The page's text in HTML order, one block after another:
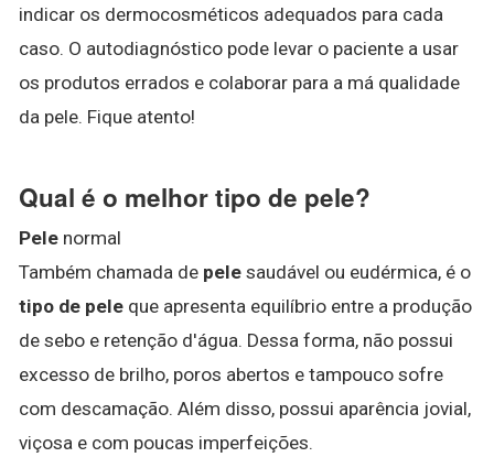
indicar os dermocosméticos adequados para cada
caso. O autodiagnóstico pode levar o paciente a usar
os produtos errados e colaborar para a má qualidade
da pele. Fique atento!
Qual é o melhor tipo de pele?
Pele normal
Também chamada de pele saudável ou eudérmica, é o
tipo de pele que apresenta equilíbrio entre a produção
de sebo e retenção d'água. Dessa forma, não possui
excesso de brilho, poros abertos e tampouco sofre
com descamação. Além disso, possui aparência jovial,
viçosa e com poucas imperfeições.